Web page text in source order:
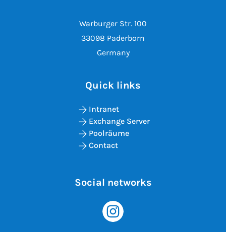
Warburger Str. 100
33098 Paderborn
Germany
Quick links
Intranet
Exchange Server
Poolräume
Contact
Social networks